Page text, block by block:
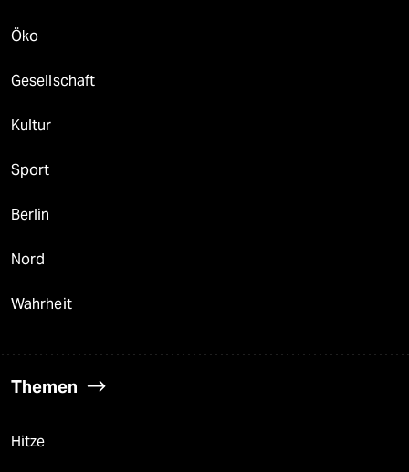
Öko
Gesellschaft
Kultur
Sport
Berlin
Nord
Wahrheit
Themen
Hitze